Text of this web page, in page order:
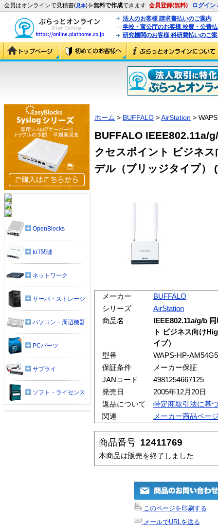
会員はオンラインで見積書(見本)を無料で作成できます 会員登録(無料) ログイン
法人のお客様 請求書払いのご案内
学校・官公庁のお客様 校費・公費
研究機関のお客様 科研費払いのご
ホーム > BUFFALO >AirStation >
BUFFALO IEEE802.11a/
クセスポイント ビジネ
デル（ブリッジタイプ）
メーカー
BUFFALO
シリーズ
AirStation
商品名
IEEE802.11a/g/b
ト ビジネス向け
イプ）
型番
WAPS-HP-
保証条件
メーカー保証
JANコード
4981254667125
発売日
2005年12月20日
返品について
特定商取引法に基
関連
メーカー商品ペー
商品番号 12411769
本商品は販売を終了しました
このページを印刷する
メールでURLを送る
OpenBlocks
IoT関連
ネットワーク
サーバ・ストレージ
パソコン・周辺機器
PCパーツ
サプライ
ソフト・ライセンス